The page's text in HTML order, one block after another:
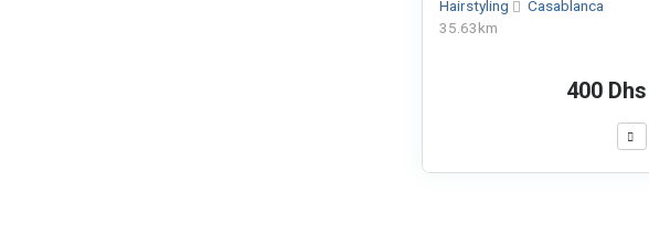
Hairstyling
Casablanca
35.63km
400 Dhs